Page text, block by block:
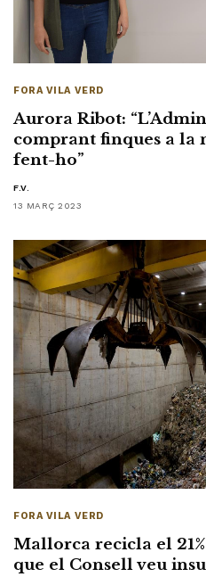
FORA VILA VERD
Aurora Ribot:
comprant finques a la
fent-ho”
F.V.
13 MARÇ 2023
FORA VILA VERD
Mallorca recicla el
que el Consell veu